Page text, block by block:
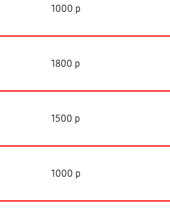
1000 р
1800 р
1500 р
1000 р